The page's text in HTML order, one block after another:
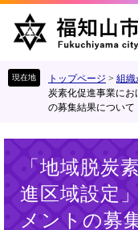
トップページ > 組織
炭素化促進事業にお
の募集結果について
「地域脱炭
進区域設定
メントの募